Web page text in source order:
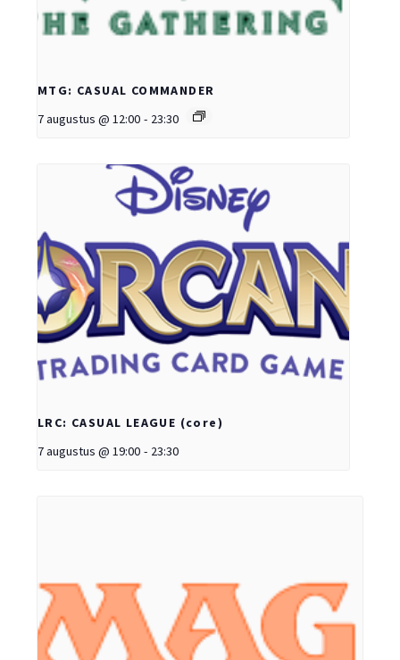
MTG: CASUAL COMMANDER
7 augustus @ 12:00 - 23:30
LRC: CASUAL LEAGUE (core)
7 augustus @ 19:00 - 23:30